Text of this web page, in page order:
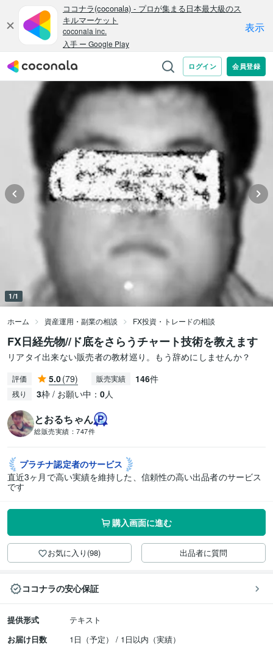
1/1
ホーム 資産運用・副業の相談 FX投資・トレードの相談
FX日経先物//ド底をさらうチャート技術を教えます
リアタイ出来ない販売者の教材巡り。もう辞めにしませんか？
評価 5.0(79) 販売実績 146件
残り 3枠 / お願い中： 0人
とおるちゃん
総販売実績： 747件
プラチナ認定者のサービス
直近3ヶ月で高い実績を維持した、信頼性の高い出品者のサービス
です
購入画面に進む
お気に入り(98) 出品者に質問
ココナラの安心保証
提供形式
テキスト
お届け日数
1日（予定） / 1日以内（実績）